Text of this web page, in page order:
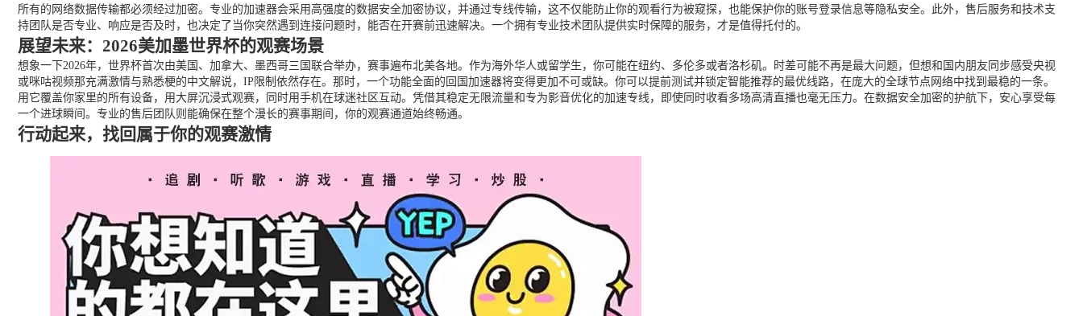
所有的网络数据传输都必须经过加密。专业的加速器会采用高强度的数据安全加密协议，并通过专线传输，这不仅能防止你的观看行为被窥探，也能保护你的账号登录信息等隐私安全。此外，售后服务和技术支
持团队是否专业、响应是否及时，也决定了当你突然遇到连接问题时，能否在开赛前迅速解决。一个拥有专业技术团队提供实时保障的服务，才是值得托付的。
展望未来：2026美加墨世界杯的观赛场景
想象一下2026年，世界杯首次由美国、加拿大、墨西哥三国联合举办，赛事遍布北美各地。作为海外华人或留学生，你可能在纽约、多伦多或者洛杉矶。时差可能不再是最大问题，但想和国内朋友同步感受央视
或咪咕视频那充满激情与熟悉梗的中文解说，IP限制依然存在。那时，一个功能全面的回国加速器将变得更加不可或缺。你可以提前测试并锁定智能推荐的最优线路，在庞大的全球节点网络中找到最稳的一条。
用它覆盖你家里的所有设备，用大屏沉浸式观赛，同时用手机在球迷社区互动。凭借其稳定无限流量和专为影音优化的加速专线，即使同时收看多场高清直播也毫无压力。在数据安全加密的护航下，安心享受每
一个进球瞬间。专业的售后团队则能确保在整个漫长的赛事期间，你的观赛通道始终畅通。
行动起来，找回属于你的观赛激情